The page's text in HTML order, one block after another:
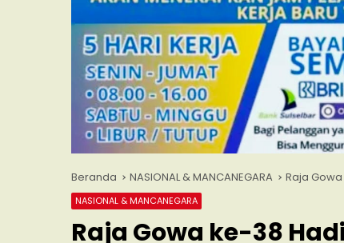
Beranda NASIONAL & MANCANEGARA Raja
NASIONAL & MANCANEGARA
Raja Gowa ke-38